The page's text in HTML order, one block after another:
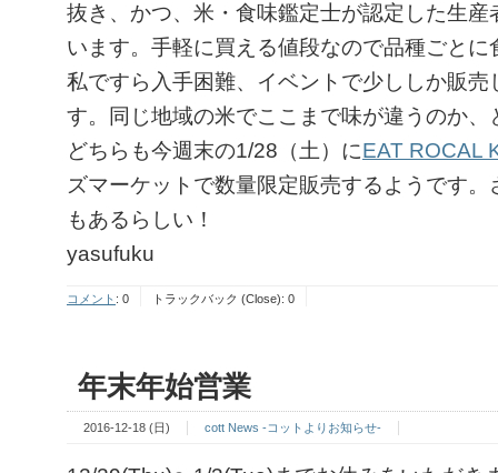
抜き、かつ、米・食味鑑定士が認定した生産
います。手軽に買える値段なので品種ごとに
私ですら入手困難、イベントで少ししか販売
す。同じ地域の米でここまで味が違うのか、
どちらも今週末の1/28（土）にEAT ROCAL
ズマーケットで数量限定販売するようです
もあるらしい！
yasufuku
コメント : 0 トラックバック (Close): 0
年末年始営業
2016-12-18 (日) cott News -コットよりお知らせ-